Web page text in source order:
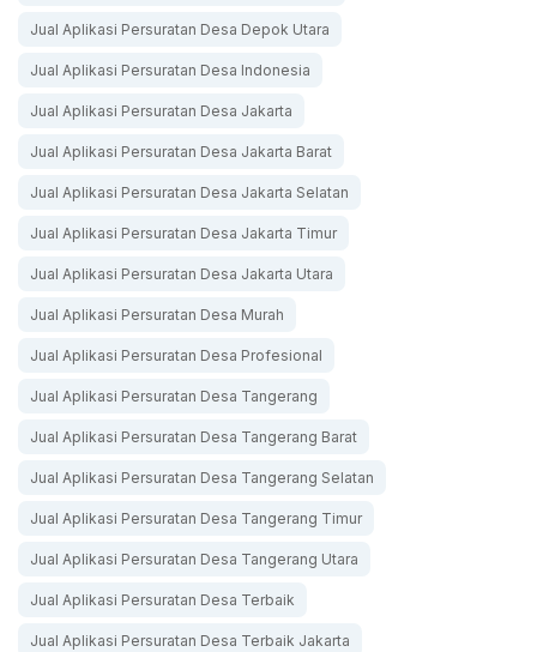
Jual Aplikasi Persuratan Desa Depok Utara
Jual Aplikasi Persuratan Desa Indonesia
Jual Aplikasi Persuratan Desa Jakarta
Jual Aplikasi Persuratan Desa Jakarta Barat
Jual Aplikasi Persuratan Desa Jakarta Selatan
Jual Aplikasi Persuratan Desa Jakarta Timur
Jual Aplikasi Persuratan Desa Jakarta Utara
Jual Aplikasi Persuratan Desa Murah
Jual Aplikasi Persuratan Desa Profesional
Jual Aplikasi Persuratan Desa Tangerang
Jual Aplikasi Persuratan Desa Tangerang Barat
Jual Aplikasi Persuratan Desa Tangerang Selatan
Jual Aplikasi Persuratan Desa Tangerang Timur
Jual Aplikasi Persuratan Desa Tangerang Utara
Jual Aplikasi Persuratan Desa Terbaik
Jual Aplikasi Persuratan Desa Terbaik Jakarta